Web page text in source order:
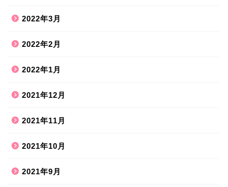
2022年3月
2022年2月
2022年1月
2021年12月
2021年11月
2021年10月
2021年9月